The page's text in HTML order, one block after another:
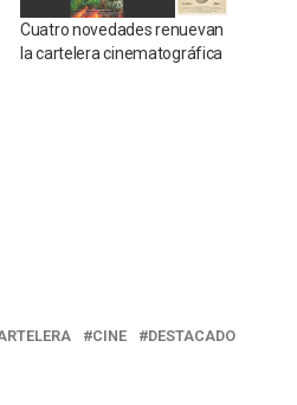
Cuatro novedades renuevan
la cartelera cinematográfica
CINE
DESTACADO